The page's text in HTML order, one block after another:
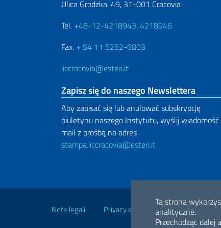
Ta strona
analityczne.
Przechodząc
Ulica Grodzka, 49, 31-001 Cracovia
Tel. +48-12-4218943,4218946
Fax. + 54 11 5252-6803
iiccracovia@esteri.it
Zapisz się do naszego Newslettera
Aby zapisać się lub anulować subskrypcję
biuletynu naszego Instytutu, wyślij
mail z prośbą na adres
stampa.iiccracovia@esteri.it
Note legali Privacy e cookie policy